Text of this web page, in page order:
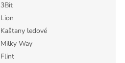
3Bit
Lion
Kaštany ledové
Milky Way
Flint